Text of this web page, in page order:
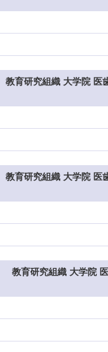
教育研究組織 大学院 医
教育研究組織 大学院 医
教育研究組織 大学院